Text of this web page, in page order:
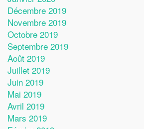
Décembre 2019
Novembre 2019
Octobre 2019
Septembre 2019
Août 2019
Juillet 2019
Juin 2019
Mai 2019
Avril 2019
Mars 2019